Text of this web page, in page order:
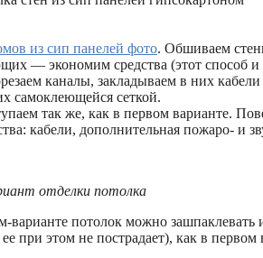
из сип панелей фото. Обшиваем
— экономим средства (этот способ
каналы, закладываем в них
самоклеющейся сеткой.
так же, как в первом варианте.
кабели, дополнительная пожаро- и
отделки потолка
варианте потолок можно зашпаклевать
ее при этом не пострадает), как в первом